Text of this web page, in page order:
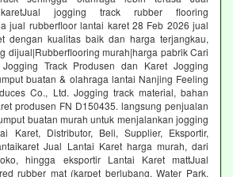
jogging track rubber flooring
jual rubberfloor lantai karet 28 Feb 2026 jual
dengan kualitas baik dan harga terjangkau,
dijual|Rubberflooring murah|harga pabrik Cari
Track Produsen dan Karet Jogging
buatan & olahraga lantai Nanjing Feeling
Co., Ltd. Jogging track material, bahan
produsen FN D150435. langsung penjualan
buatan murah untuk menjalankan jogging
Karet, Distributor, Beli, Supplier, Eksportir,
Jual Lantai Karet harga murah, dari
hingga eksportir Lantai Karet mattJual
rubber mat (karpet berlubang. Water Park,